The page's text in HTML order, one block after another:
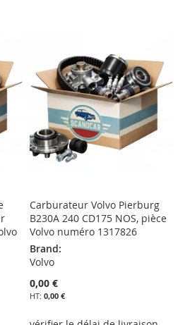
D’ENVIE
Carburateur Volvo Pierburg
B230A 240 CD175 NOS, pièce
Volvo numéro 1317826
Brand:
Volvo
0,00 €
0,00 €